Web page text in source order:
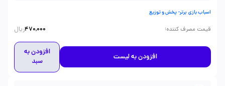
اسباب بازی برتر- پخش و توزیع
قیمت مصرف کننده:
470,000ریال
افزودن به لیست
افزودن به
سبد